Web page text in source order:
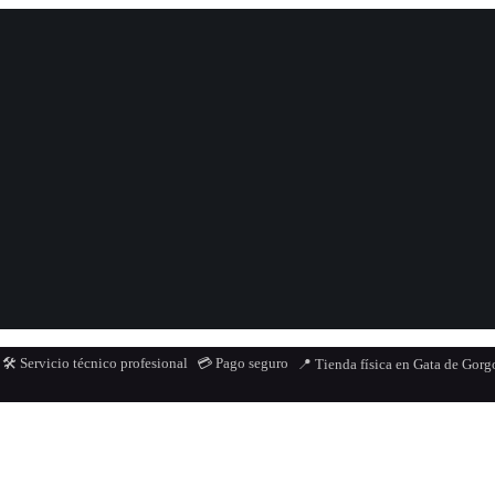
🛠️ Servicio técnico profesional 💳 Pago seguro 📍 Tienda física en Gata de